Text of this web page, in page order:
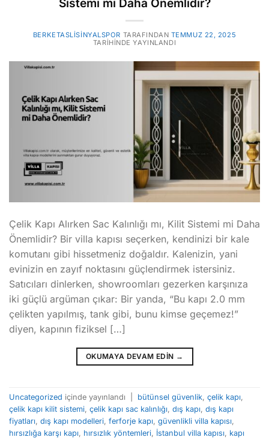
BERKETASLISINYALSPOR TARAFINDAN TEMMUZ 22, 2025
TARIHINDE YAYINLANDI
Çelik Kapı Alırken Sac Kalınlığı mı, Kilit Sistemi mi Daha
Önemlidir? Bir villa kapısı seçerken, kendinizi bir kale
komutanı gibi hissetmeniz doğaldır. Kalenizin, yani
evinizin en zayıf noktasını güçlendirmek istersiniz.
Satıcıları dinlerken, showroomları gezerken karşınıza
iki güçlü argüman çıkar: Bir yanda, “Bu kapı 2.0 mm
çelikten yapılmış, tank gibi, bunu kimse geçemez!”
diyen, kapının fiziksel […]
OKUMAYA DEVAM EDIN →
Uncategorized içinde yayınlandı bütünsel güvenlik, çelik kapı,
çelik kapı kilit sistemi, çelik kapı sac kalınlığı, dış kapı, dış kapı
fiyatları, dış kapı modelleri, ferforje kapı, güvenlikli villa kapısı,
hırsızlığa karşı kapı, hırsızlık yöntemleri, İstanbul villa kapısı, kapı